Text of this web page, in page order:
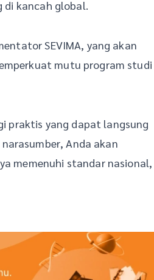
kancah global.
SEVIMA, yang akan
mutu program studi
praktis yang dapat langsung
Anda akan
memenuhi standar nasional,